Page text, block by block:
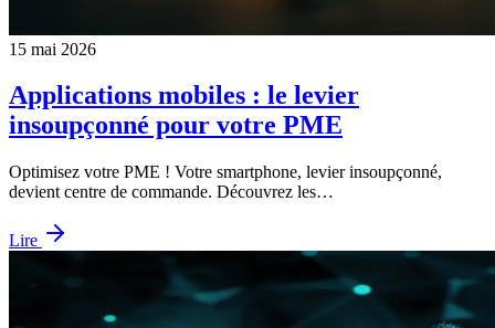
15 mai 2026
Applications mobiles : le levier
insoupçonné pour votre PME
Optimisez votre PME ! Votre smartphone, levier insoupçonné,
devient centre de commande. Découvrez les…
Lire